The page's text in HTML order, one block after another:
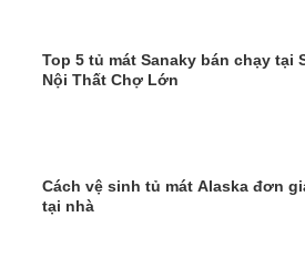
Top 5 tủ mát Sanaky bán chạy tại
Nội Thất Chợ Lớn
Cách vệ sinh tủ mát Alaska đơn
tại nhà